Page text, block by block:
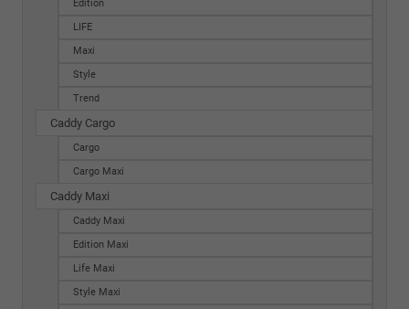
Edition
LIFE
Maxi
Style
Trend
Caddy Cargo
Cargo
Cargo Maxi
Caddy Maxi
Caddy Maxi
Edition Maxi
Life Maxi
Style Maxi